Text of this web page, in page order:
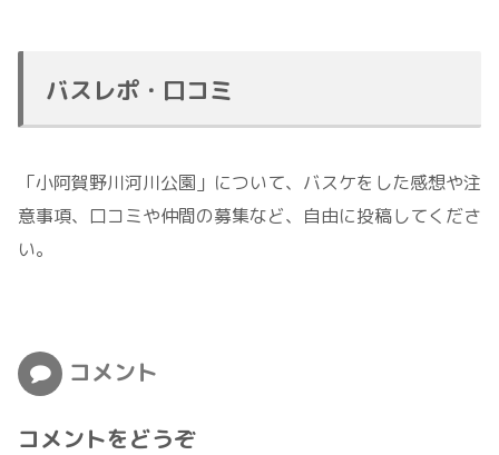
バスレポ・口コミ
「小阿賀野川河川公園」について、バスケをした感想や注
意事項、口コミや仲間の募集など、自由に投稿してくださ
い。
コメント
コメントをどうぞ